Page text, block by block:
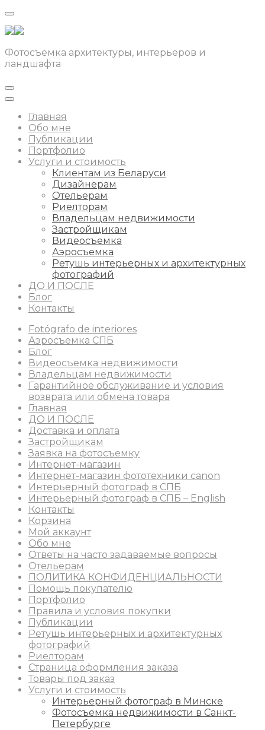
Фотосъемка архитектуры, интерьеров и
ландшафта
Главная
Обо мне
Публикации
Портфолио
Услуги и стоимость
Клиентам из Беларуси
Дизайнерам
Отельерам
Риелторам
Владельцам недвижимости
Застройщикам
Видеосъемка
Аэросъемка
Ретушь интерьерных и архитектурных
фотографий
ДО И ПОСЛЕ
Блог
Контакты
Fotógrafo de interiores
Аэросъемка СПБ
Блог
Видеосъемка недвижимости
Владельцам недвижимости
Гарантийное обслуживание и условия
возврата или обмена товара
Главная
ДО И ПОСЛЕ
Доставка и оплата
Застройщикам
Заявка на фотосъемку
Интернет-магазин
Интернет-магазин фототехники canon
Интерьерный фотограф в СПБ
Интерьерный фотограф в СПБ – English
Контакты
Корзина
Мой аккаунт
Обо мне
Ответы на часто задаваемые вопросы
Отельерам
ПОЛИТИКА КОНФИДЕНЦИАЛЬНОСТИ
Помощь покупателю
Портфолио
Правила и условия покупки
Публикации
Ретушь интерьерных и архитектурных
фотографий
Риелторам
Страница оформления заказа
Товары под заказ
Услуги и стоимость
Интерьерный фотограф в Минске
Фотосъемка недвижимости в Санкт-
Петербурге